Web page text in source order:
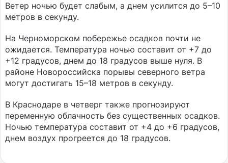
Ветер ночью будет слабым, а днем усилится до 5–10
метров в секунду.
На Черноморском побережье осадков почти не
ожидается. Температура ночью составит от +7 до
+12 градусов, днем до 18 градусов выше нуля. В
районе Новороссийска порывы северного ветра
могут достигать 15–18 метров в секунду.
В Краснодаре в четверг также прогнозируют
переменную облачность без существенных осадков.
Ночью температура составит от +4 до +6 градусов,
днем воздух прогреется до 18 градусов.